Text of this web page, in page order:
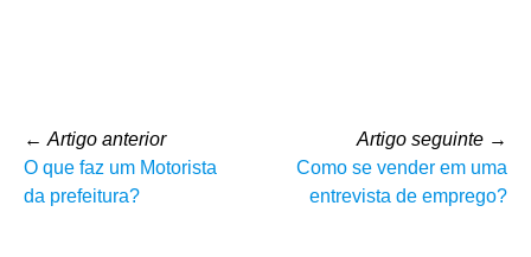
← Artigo anterior
O que faz um Motorista
da prefeitura?
Artigo seguinte →
Como se vender em uma
entrevista de emprego?